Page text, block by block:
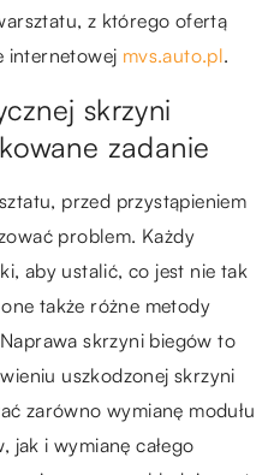
z którego ofertą
internetowej mvs.auto.pl.
skrzyni
zadanie
przed przystąpieniem
problem. Każdy
aby ustalić, co jest nie tak
także różne metody
skrzyni biegów to
uszkodzonej skrzyni
zarówno wymianę modułu
jak i wymianę całego